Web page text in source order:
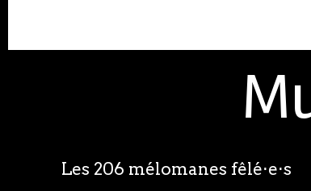
Les 206 mélomanes fêlé⋅e⋅s